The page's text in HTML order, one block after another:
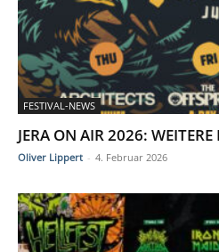
FESTIVAL-NEWS
JERA ON AIR 2026:
Oliver Lippert - 4. Februar 2026